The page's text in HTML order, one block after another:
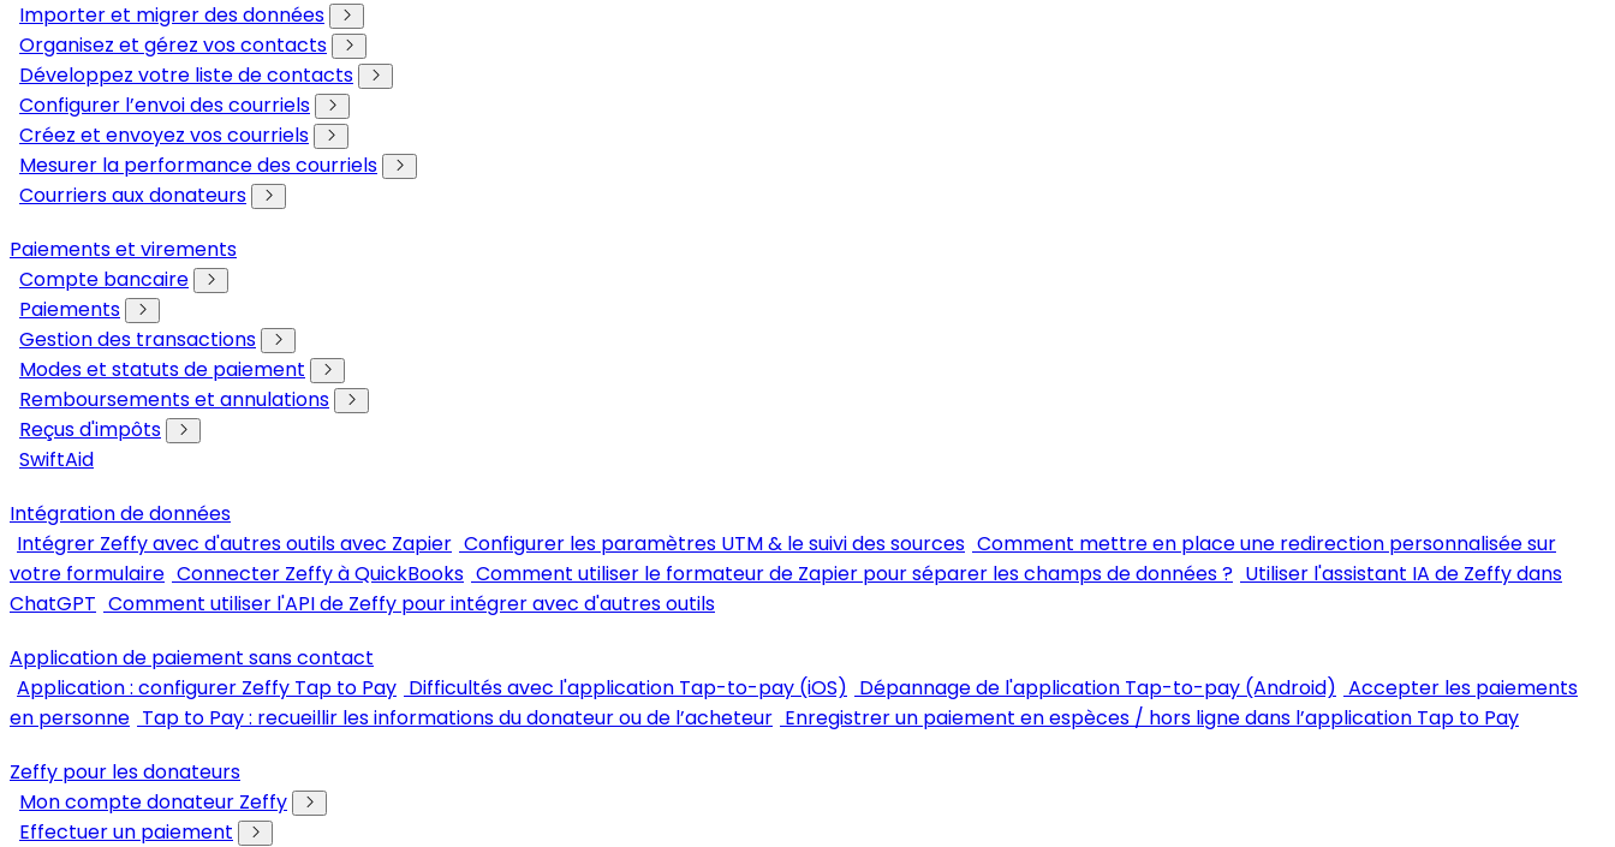
Importer et migrer des données
Organisez et gérez vos contacts
Développez votre liste de contacts
Configurer l’envoi des courriels
Créez et envoyez vos courriels
Mesurer la performance des courriels
Courriers aux donateurs
Paiements et virements
Compte bancaire
Paiements
Gestion des transactions
Modes et statuts de paiement
Remboursements et annulations
Reçus d'impôts
SwiftAid
Intégration de données
Intégrer Zeffy avec d'autres outils avec Zapier Configurer les paramètres UTM & le suivi des sources Comment mettre en place une redirection personnalisée sur
votre formulaire Connecter Zeffy à QuickBooks Comment utiliser le formateur de Zapier pour séparer les champs de données ? Utiliser l'assistant IA de Zeffy dans
ChatGPT Comment utiliser l'API de Zeffy pour intégrer avec d'autres outils
Application de paiement sans contact
Application : configurer Zeffy Tap to Pay Difficultés avec l'application Tap-to-pay (iOS) Dépannage de l'application Tap-to-pay (Android) Accepter les paiements
en personne Tap to Pay : recueillir les informations du donateur ou de l’acheteur Enregistrer un paiement en espèces / hors ligne dans l’application Tap to Pay
Zeffy pour les donateurs
Mon compte donateur Zeffy
Effectuer un paiement